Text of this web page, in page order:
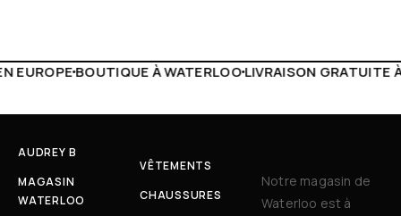
LIVRAISON GRATUITE À PARTIR DE 150€LIVE
AUDREY B
MAGASIN
WATERLOO
VÊTEMENTS
CHAUSSURES
Notre magasin de
Waterloo est à